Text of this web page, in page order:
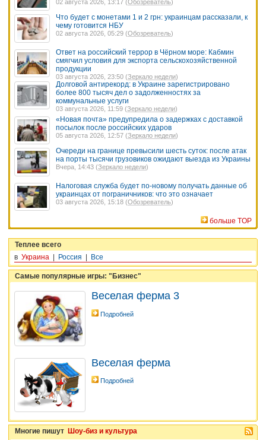
02 августа 2026, 13:17 (Обозреватель)
Что будет с монетами 1 и 2 грн: украинцам рассказали, к
чему готовится НБУ
02 августа 2026, 05:29 (Обозреватель)
Ответ на российский террор в Чёрном море: Кабмин
смягчил условия для экспорта сельскохозяйственной
продукции
03 августа 2026, 23:50 (Зеркало недели)
Долговой антирекорд: в Украине зарегистрировано
более 800 тысяч дел о задолженностях за
коммунальные услуги
03 августа 2026, 11:59 (Зеркало недели)
«Новая почта» предупредила о задержках с доставкой
посылок после российских ударов
05 августа 2026, 12:57 (Зеркало недели)
Очереди на границе превысили шесть суток: после атак
на порты тысячи грузовиков ожидают выезда из Украины
Вчера, 14:43 (Зеркало недели)
Налоговая служба будет по-новому получать данные об
украинцах от пограничников: что это означает
03 августа 2026, 15:18 (Обозреватель)
больше TOP
Теплее всего
в Украина Россия Все
Самые популярные игры: "Бизнес"
Веселая ферма 3
Подробней
Веселая ферма
Подробней
Многие пишут Шоу-биз и культура